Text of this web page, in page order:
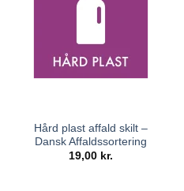
Hård plast affald skilt –
Dansk Affaldssortering
19,00 kr.